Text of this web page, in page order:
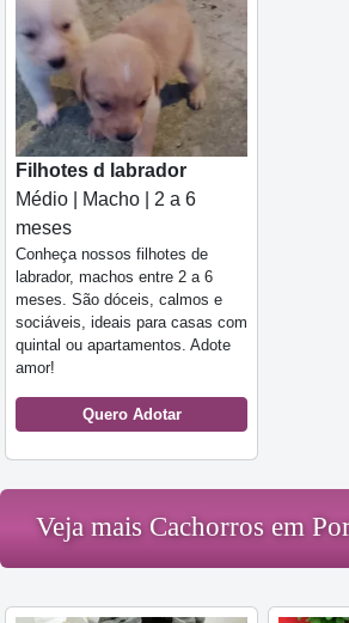
Filhotes d labrador
Médio | Macho | 2 a 6
meses
Conheça nossos filhotes de
labrador, machos entre 2 a 6
meses. São dóceis, calmos e
sociáveis, ideais para casas com
quintal ou apartamentos. Adote
amor!
Quero Adotar
Veja mais Cachorros em